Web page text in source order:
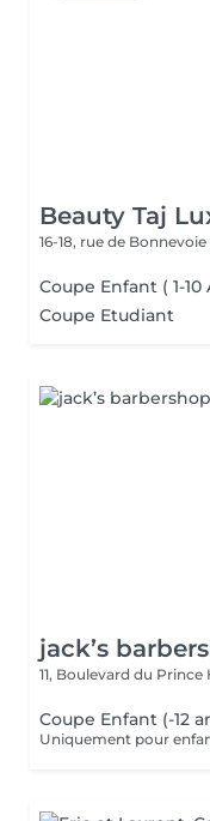
Beauty Taj
16-18, rue de Bonnevoie
Coupe Enfant ( 1-10
Coupe Etudiant
jack’s
11, Boulevard du Prince
Coupe Enfant (-12
Uniquement pour